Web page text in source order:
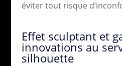
éviter tout risque
Effet sculptant et
innovations au
silhouette